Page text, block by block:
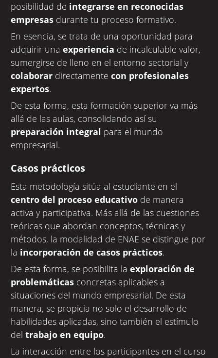
posibilidad de integrarse en reconocidas
empresas durante tu proceso formativo.
En esencia, se trata de una oportunidad para
adquirir unaexperiencia de incalculable valor,
sumergirse de lleno en el entorno sectorial y
colaborar directamentecon profesionales
expertos.
De esta forma, esta formación superior va más
allá de las aulas, consolidando así su
preparación integral para el mundo
empresarial.
Casos prácticos
Esta metodología sitúa al estudiante en el
centro del proceso educativo de manera
activa y participativa. Más allá de las cuestiones
teóricas que abordan conceptos, técnicas y
métodos, la modalidad de ENAE se distingue por
la incorporación de casos prácticos.
De esta forma, se posibilita laexploración de
problemáticas concretas aplicables a
situaciones del mundo empresarial. De esta
manera, se propicia no solo el desarrollo de
habilidades aplicadas, sino también el estímulo
deltrabajo en equipo.
La interacción entre los participantes en el curso